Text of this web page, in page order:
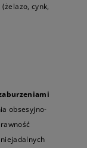
cynk,
obsesyjno-